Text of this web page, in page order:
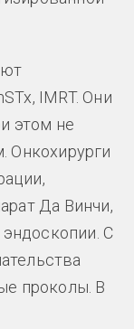
IMRT. Они
этом не
Онкохирурги
Да Винчи,
эндоскопии. С
проколы. В